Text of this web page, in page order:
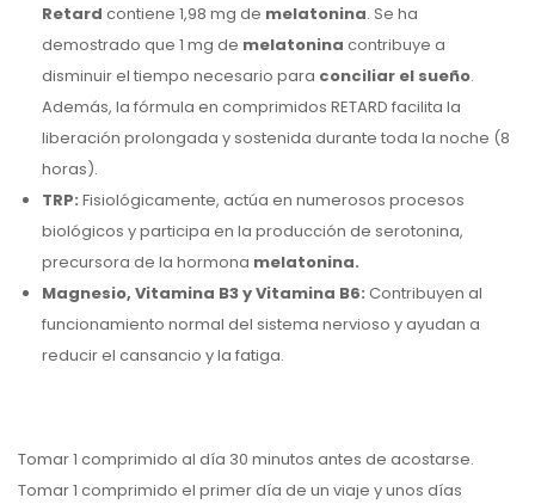
Retard contiene 1,98 mg de melatonina. Se ha
demostrado que 1 mg de melatonina contribuye a
disminuir el tiempo necesario para conciliar el sueño.
Además, la fórmula en comprimidos RETARD facilita la
liberación prolongada y sostenida durante toda la noche (8
horas).
TRP: Fisiológicamente, actúa en numerosos procesos
biológicos y participa en la producción de serotonina,
precursora de la hormona melatonina.
Magnesio, Vitamina B3 y Vitamina B6: Contribuyen al
funcionamiento normal del sistema nervioso y ayudan a
reducir el cansancio y la fatiga.
Tomar 1 comprimido al día 30 minutos antes de acostarse.
Tomar 1 comprimido el primer día de un viaje y unos días